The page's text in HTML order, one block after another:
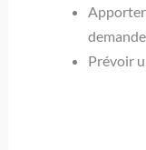
Prévoir